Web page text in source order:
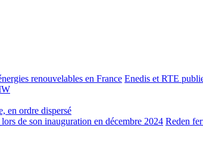
Enedis et RTE
en ordre dispersé
Reden